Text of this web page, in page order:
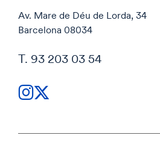
Av. Mare de Déu de Lorda, 34
Barcelona 08034
T. 93 203 03 54